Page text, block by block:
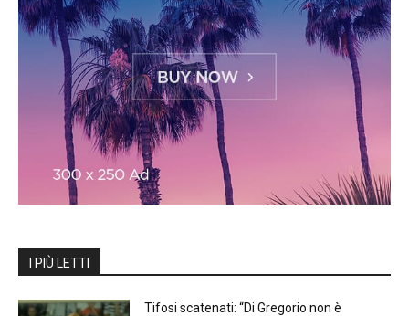
I PIÙ LETTI
Tifosi scatenati: “Di Gregorio non è